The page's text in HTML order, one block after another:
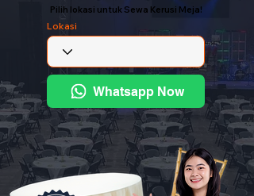
Pilih lokasi untuk Sewa Kerusi Meja!
Lokasi
Whatsapp Now